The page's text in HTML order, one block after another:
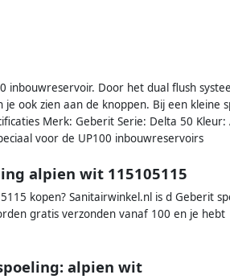
inbouwreservoir. Door het dual flush
ook zien aan de knoppen. Bij een kleine
Merk: Geberit Serie: Delta 50 Kleur:
voor de UP100 inbouwreservoirs
alpien wit 115105115
kopen? Sanitairwinkel.nl is d Geberit
gratis verzonden vanaf 100 en je hebt
alpien wit